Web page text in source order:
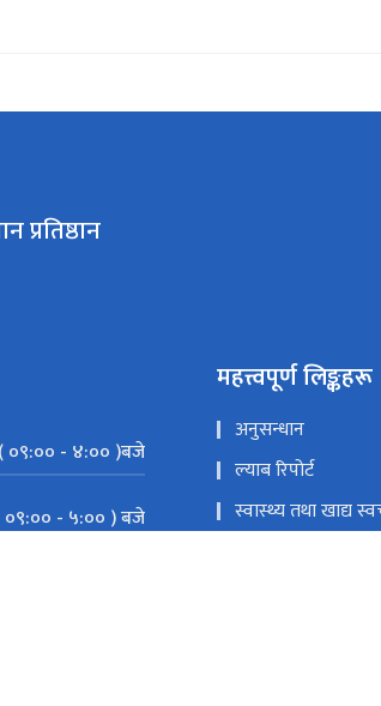
प्रतिष्ठान
( ०९:०० - ४:०० )बजे
०९:०० - ५:०० ) बजे
महत्त्वपूर्ण लिङ्कहरू
अनुसन्धान
ल्याब रिपोर्ट
स्वास्थ्य तथा खाद्य